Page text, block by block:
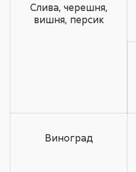
Слива, черешня,
вишня, персик
Виноград